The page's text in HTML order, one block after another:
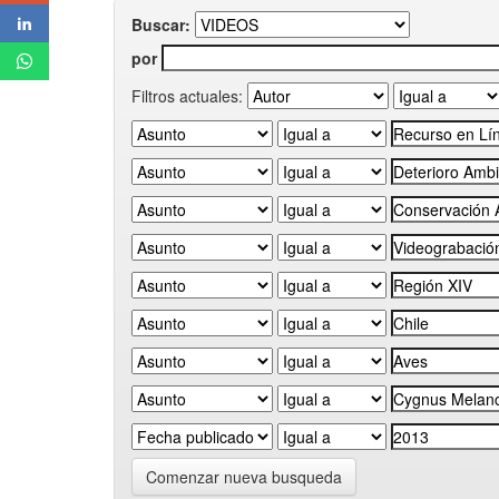
Buscar:
por
Filtros actuales:
Comenzar nueva busqueda